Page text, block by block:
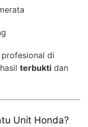
profesional di
terbukti dan
Unit Honda?